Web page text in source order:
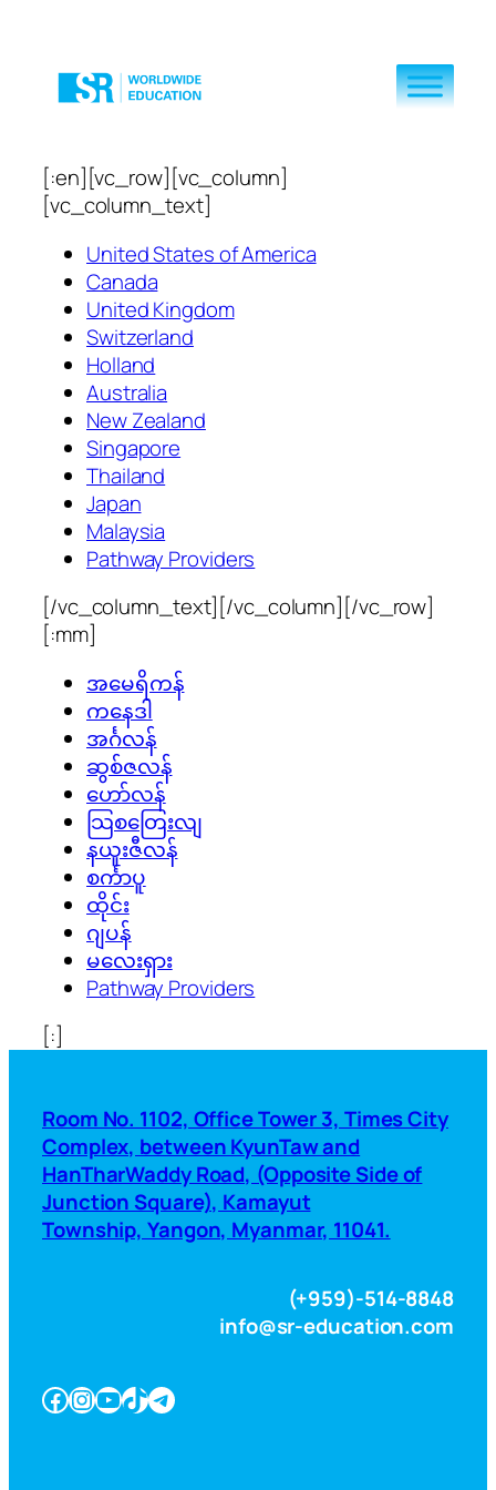
[:en][vc_row][vc_column]
[vc_column_text]
United States of America
Canada
United Kingdom
Switzerland
Holland
Australia
New Zealand
Singapore
Thailand
Japan
Malaysia
Pathway Providers
[/vc_column_text][/vc_column][/vc_row]
[:mm]
အမေရိကန်
ကနေဒါ
အင်္ဂလန်
ဆွစ်ဇလန်
ဟော်လန်
သြစတြေးလျ
နယူးဇီလန်
စင်္ကာပူ
ထိုင်း
ဂျပန်
မလေးရှား
Pathway Providers
[:]
Room No. 1102, Office Tower 3, Times City
Complex, between KyunTaw and
HanTharWaddy Road, (Opposite Side of
Junction Square), Kamayut
Township, Yangon, Myanmar, 11041.
(+959)-514-8848
info@sr-education.com
Facebook InstagramYouTube TikTok Telegram